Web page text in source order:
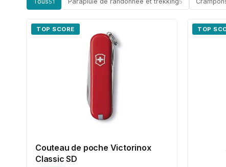
TOP SCORE
Couteau de poche Victorinox
Classic SD
TOP